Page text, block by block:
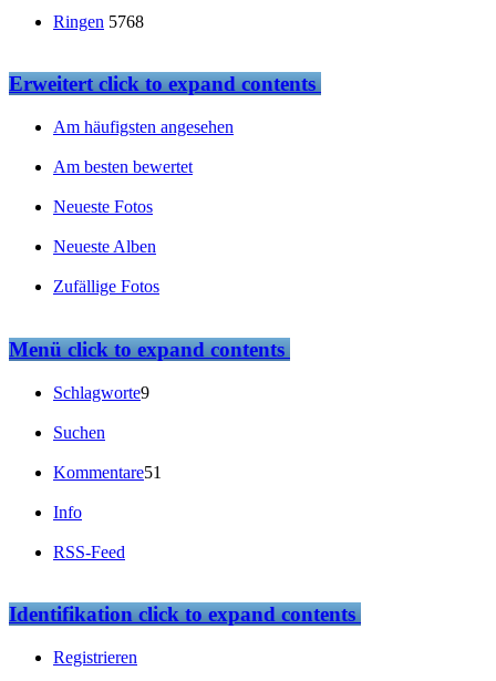
Ringen 5768
Erweitertclick to expand contents
Am häufigsten angesehen
Am besten bewertet
Neueste Fotos
Neueste Alben
Zufällige Fotos
Menüclick to expand contents
Schlagworte9
Suchen
Kommentare51
Info
RSS-Feed
Identifikationclick to expand contents
Registrieren